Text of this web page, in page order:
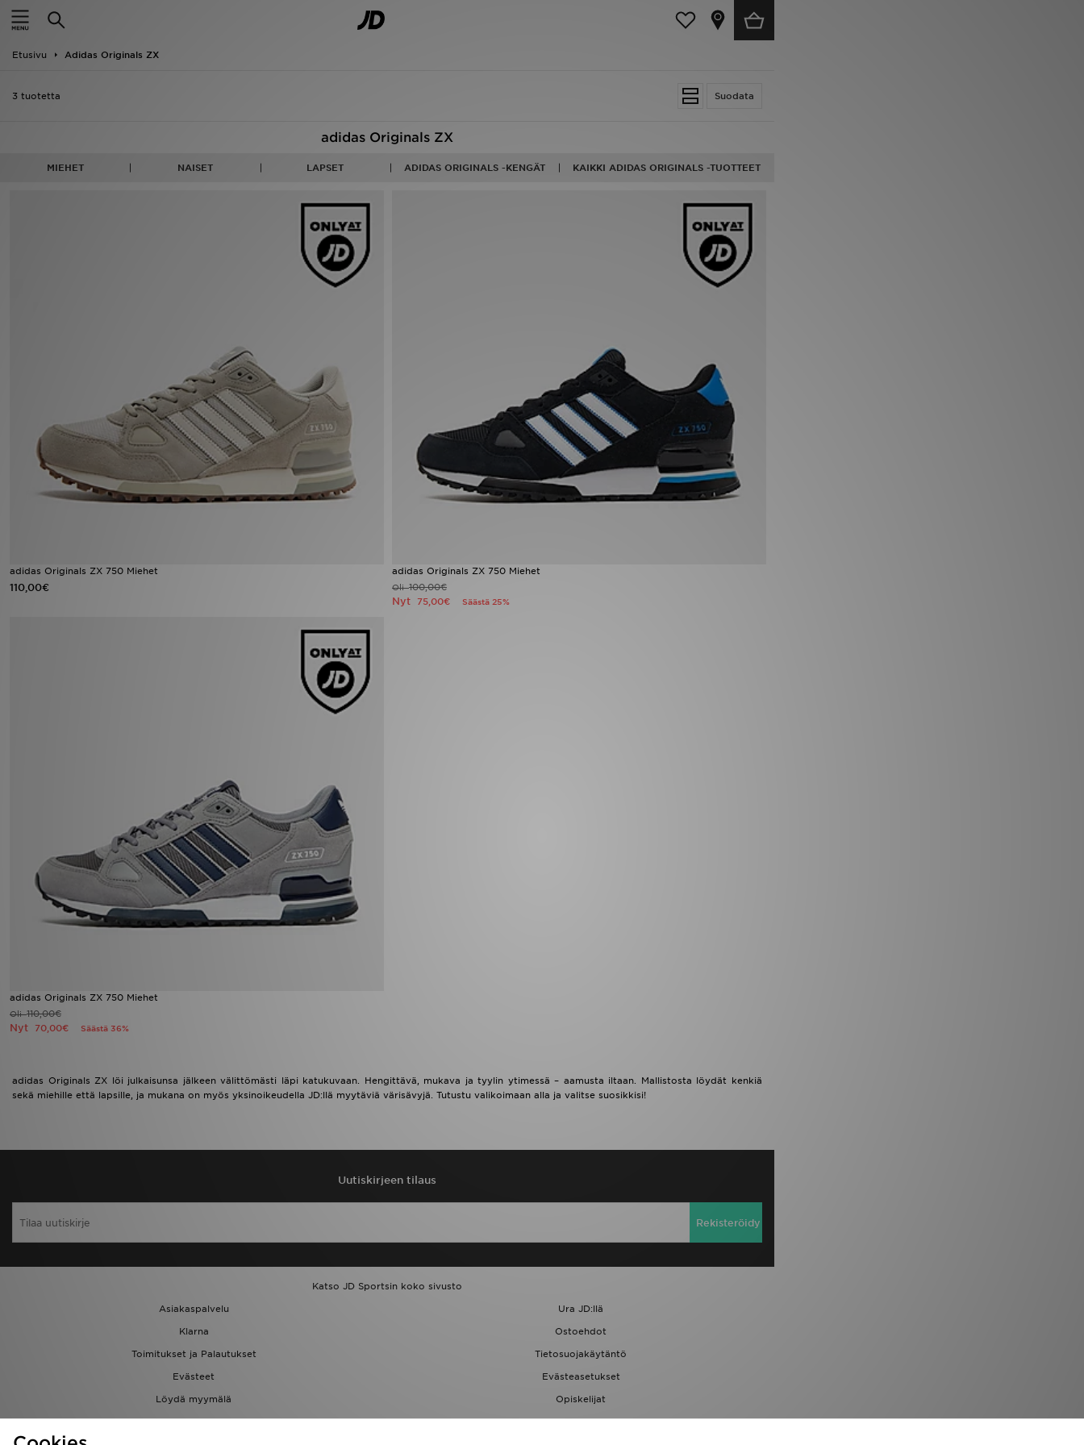
Etusivu Adidas Originals ZX
Suodata
3 tuotetta
adidas Originals ZX
MIEHET NAISET LAPSET ADIDAS ORIGINALS -KENGÄT KAIKKI ADIDAS ORIGINALS -TUOTTEET
adidas Originals ZX 750 Miehet
110,00€
adidas Originals ZX 750 Miehet
Oli100,00€
Nyt 75,00€ Säästä 25%
adidas Originals ZX 750 Miehet
Oli110,00€
Nyt 70,00€ Säästä 36%
adidas Originals ZX löi julkaisunsa jälkeen välittömästi läpi katukuvaan. Hengittävä, mukava ja tyylin ytimessä – aamusta iltaan. Mallistosta löydät kenkiä
sekä miehille että lapsille, ja mukana on myös yksinoikeudella JD:llä myytäviä värisävyjä. Tutustu valikoimaan alla ja valitse suosikkisi!
Uutiskirjeen tilaus
Rekisteröidy
Katso JD Sportsin koko sivusto
Asiakaspalvelu
Ura JD:llä
Klarna
Ostoehdot
Toimitukset ja Palautukset
Tietosuojakäytäntö
Evästeet
Evästeasetukset
Löydä myymälä
Opiskelijat
Kumppanuusohjelma
JD Blog
Etusivu
Uutuudet
Miehet
Lataa JD-sovellus
Minun JD